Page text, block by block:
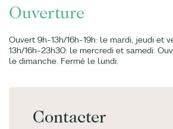
Ouverture
Ouvert 9h-13h/16h-19h: le mardi, jeudi et
13h/16h-23h30: le mercredi et samedi.
le dimanche. Fermé le lundi.
Contacter